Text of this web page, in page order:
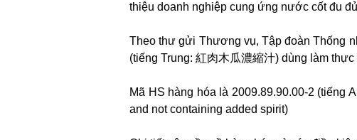
thiệu doanh nghiệp cung ứng nước cốt đu
Theo thư gửi Thương vụ, Tập đoàn Thống
(tiếng Trung: 紅肉木瓜濃縮汁) dùng làm thực
Mã HS hàng hóa là 2009.89.90.00-2 (tiếng
and not containing added spirit)